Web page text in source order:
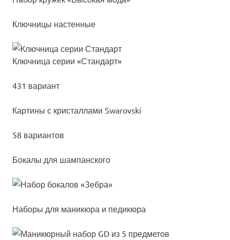
Ключницы настенные
Ключ­ни­ца се­рии «Стан­дарт»
431 вариант
Кар­ти­ны с крис­тал­ла­ми Swa­rov­ski
58 вариантов
Бокалы для шампанского
Наборы для маникюра и педикюра